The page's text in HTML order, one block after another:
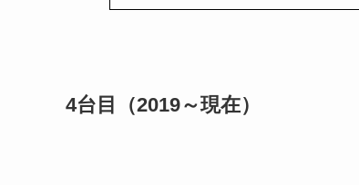
4台目（2019～現在）